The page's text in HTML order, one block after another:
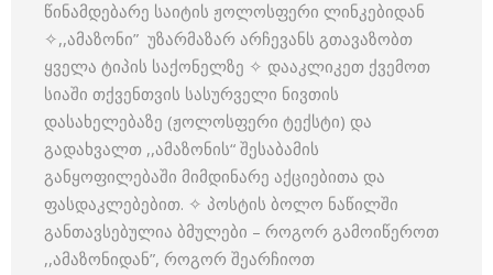
წინამდებარე საიტის ჟოლოსფერი ლინკებიდან
✧,,ამაზონი” უზარმაზარ არჩევანს გთავაზობთ
ყველა ტიპის საქონელზე ✧ დააკლიკეთ ქვემოთ
სიაში თქვენთვის სასურველი ნივთის
დასახელებაზე (ჟოლოსფერი ტექსტი) და
გადახვალთ ,,ამაზონის“ შესაბამის
განყოფილებაში მიმდინარე აქციებითა და
ფასდაკლებებით. ✧ პოსტის ბოლო ნაწილში
განთავსებულია ბმულები – როგორ გამოიწეროთ
,,ამაზონიდან”, როგორ შეარჩიოთ